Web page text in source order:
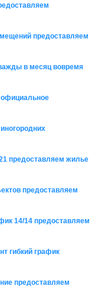
предоставляем
в месяц вовремя
предоставляем жилье
предоставляем
14/14 предоставляем
гибкий график
предоставляем